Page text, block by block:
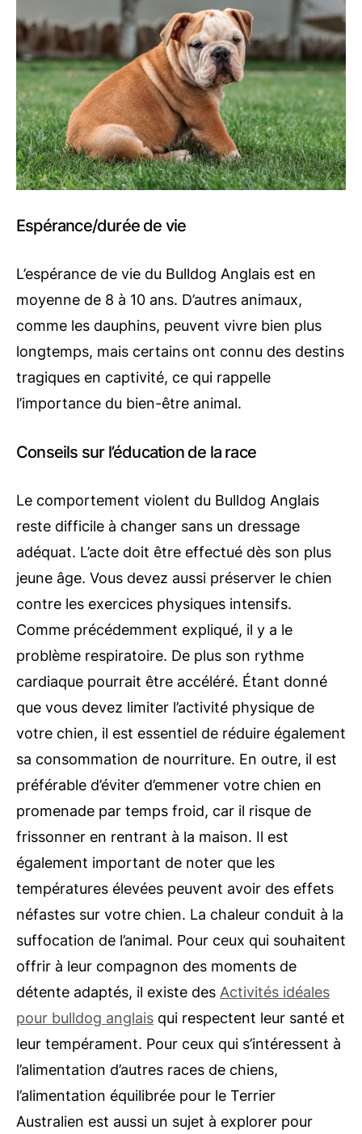
Espérance/durée de vie
L’espérance de vie du Bulldog Anglais est en
moyenne de 8 à 10 ans. D’autres animaux,
comme les dauphins, peuvent vivre bien plus
longtemps, mais certains ont connu des destins
tragiques en captivité, ce qui rappelle
l’importance du bien-être animal.
Conseils sur l’éducation de la race
Le comportement violent du Bulldog Anglais
reste difficile à changer sans un dressage
adéquat. L’acte doit être effectué dès son plus
jeune âge. Vous devez aussi préserver le chien
contre les exercices physiques intensifs.
Comme précédemment expliqué, il y a le
problème respiratoire. De plus son rythme
cardiaque pourrait être accéléré. Étant donné
que vous devez limiter l’activité physique de
votre chien, il est essentiel de réduire également
sa consommation de nourriture. En outre, il est
préférable d’éviter d’emmener votre chien en
promenade par temps froid, car il risque de
frissonner en rentrant à la maison. Il est
également important de noter que les
températures élevées peuvent avoir des effets
néfastes sur votre chien. La chaleur conduit à la
suffocation de l’animal. Pour ceux qui souhaitent
offrir à leur compagnon des moments de
détente adaptés, il existe des Activités idéales
pour bulldog anglais qui respectent leur santé et
leur tempérament. Pour ceux qui s’intéressent à
l’alimentation d’autres races de chiens,
l’alimentation équilibrée pour le Terrier
Australien est aussi un sujet à explorer pour